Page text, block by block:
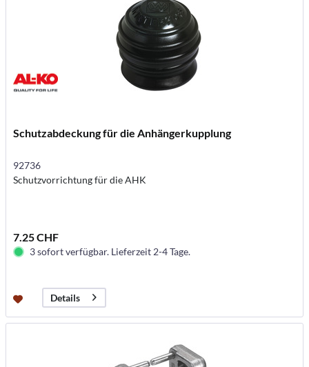
Schutzabdeckung für die Anhängerkupplung
92736
Schutzvorrichtung für die AHK
7.25 CHF
3 sofort verfügbar. Lieferzeit 2-4 Tage.
Details